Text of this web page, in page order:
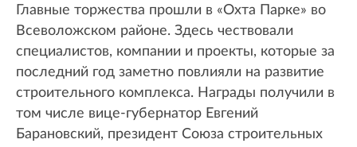
Главные торжества прошли в «Охта Парке» во
Всеволожском районе. Здесь чествовали
специалистов, компании и проекты, которые за
последний год заметно повлияли на развитие
строительного комплекса. Награды получили в
том числе вице-губернатор Евгений
Барановский, президент Союза строительных